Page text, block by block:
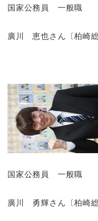
国家公務員 一般職
廣川 恵也さん〔柏崎総
国家公務員 一般職
廣川 勇輝さん〔柏崎総